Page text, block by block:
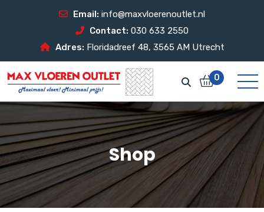
Email: info@maxvloerenoutlet.nl
Contact: 030 633 2550
Adres: Floridadreef 48, 3565 AM Utrecht
0
Shop